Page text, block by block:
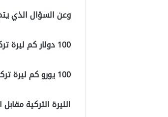
وعن السؤال الذي
100 دولار كم ليرة تركية تساوي الـ 100 دولار تساوي 949 ليرة تركية.
100 يورو كم ليرة تركية تساوي / 100 يورو تساوي 1106 ليرة تركية
الليرة التركية مقابل